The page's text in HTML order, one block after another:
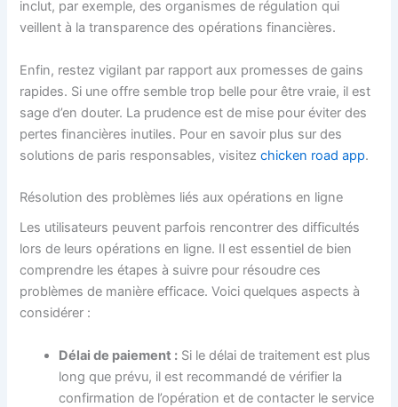
inclut, par exemple, des organismes de régulation qui
veillent à la transparence des opérations financières.
Enfin, restez vigilant par rapport aux promesses de gains
rapides. Si une offre semble trop belle pour être vraie, il est
sage d’en douter. La prudence est de mise pour éviter des
pertes financières inutiles. Pour en savoir plus sur des
solutions de paris responsables, visitezchicken road app.
Résolution des problèmes liés aux opérations en ligne
Les utilisateurs peuvent parfois rencontrer des difficultés
lors de leurs opérations en ligne. Il est essentiel de bien
comprendre les étapes à suivre pour résoudre ces
problèmes de manière efficace. Voici quelques aspects à
considérer :
Délai de paiement : Si le délai de traitement est plus
long que prévu, il est recommandé de vérifier la
confirmation de l’opération et de contacter le service